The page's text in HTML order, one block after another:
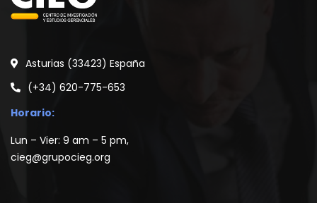
Asturias (33423) España
(+34) 620-775-653
Horario:
Lun – Vier: 9 am – 5 pm,
cieg@grupocieg.org